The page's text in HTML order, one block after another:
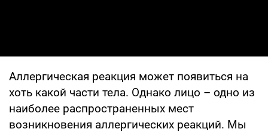
Аллергическая реакция может появиться на
хоть какой части тела. Однако лицо – одно из
наиболее распространенных мест
возникновения аллергических реакций. Мы